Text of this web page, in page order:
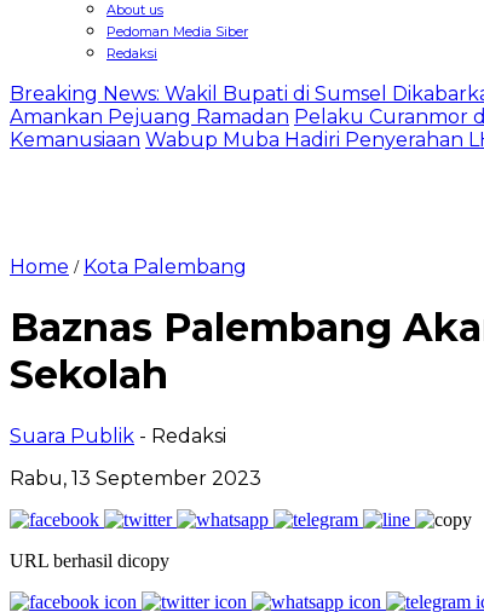
About us
Pedoman Media Siber
Redaksi
Breaking News: Wakil Bupati di Sumsel
Amankan Pejuang Ramadan Pelaku Curanmor
Kemanusiaan Wabup Muba Hadiri Penyerahan
Home / Kota Palembang
Baznas Palembang
Sekolah
Suara Publik - Redaksi
Rabu, 13 September 2023
URL berhasil dicopy